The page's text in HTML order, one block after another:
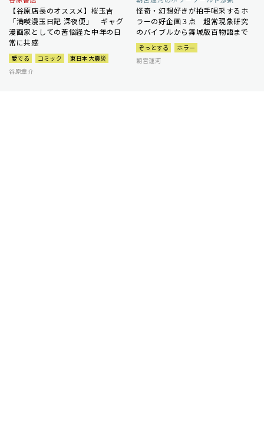
【谷原店長のオススメ】桜玉吉
「満喫漫玉日記 深夜便」 ギャグ
漫画家としての苦悩経た中年の日
常に共感
愛でる コミック
東日本大震災
谷原章介
怪奇・幻想好きが拍手喝采するホ
ラーの好企画３点 超常現象研究
のバイブルから舞城版百物語まで
ぞっとする
ホラー
朝宮運河